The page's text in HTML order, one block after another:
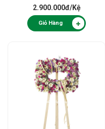
2.900.000đ/Kệ
Giỏ Hàng